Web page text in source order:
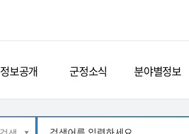
정보공개 군정소식 분야별정보